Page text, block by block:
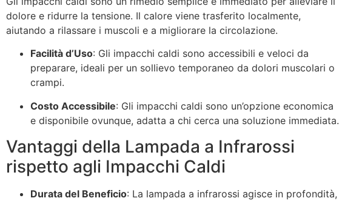
dolore e ridurre la tensione. Il calore viene trasferito localmente,
aiutando a rilassare i muscoli e a migliorare la circolazione.
Facilità d’Uso: Gli impacchi caldi sono accessibili e veloci da
preparare, ideali per un sollievo temporaneo da dolori muscolari o
crampi.
Costo Accessibile: Gli impacchi caldi sono un’opzione economica
e disponibile ovunque, adatta a chi cerca una soluzione immediata.
Vantaggi della Lampada a Infrarossi
rispetto agli Impacchi Caldi
Durata del Beneficio: La lampada a infrarossi agisce in profondità,